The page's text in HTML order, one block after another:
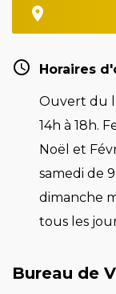
Horaires
Ouvert du
14h à 18h.
Noël et
samedi de
dimanche
tous les
Bureau de